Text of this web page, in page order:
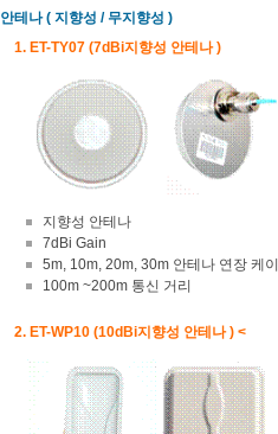
안테나 ( 지향성 / 무지향성 )
1. ET-TY07 (7dBi지향성 안테나 )
지향성 안테나
7dBi Gain
5m, 10m, 20m, 30m 안테나 연장 케
100m ~200m 통신 거리
2. ET-WP10 (10dBi지향성 안테나 ) <